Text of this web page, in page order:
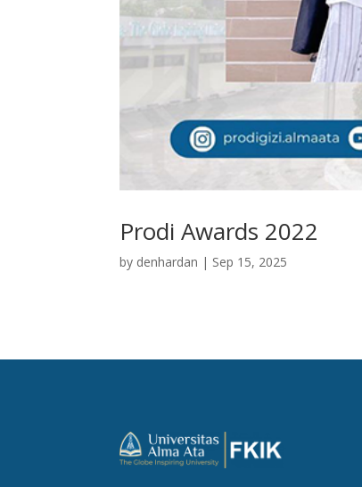
Prodi Awards 2022
by denhardan | Sep 15, 2025